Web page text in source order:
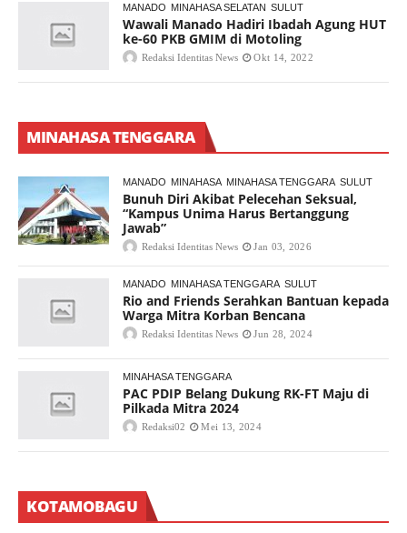
MANADO MINAHASA SELATAN SULUT
Wawali Manado Hadiri Ibadah Agung HUT
ke-60 PKB GMIM di Motoling
Redaksi Identitas News Okt 14, 2022
MINAHASA TENGGARA
MANADO MINAHASA MINAHASA TENGGARA SULUT
Bunuh Diri Akibat Pelecehan Seksual,
“Kampus Unima Harus Bertanggung
Jawab”
Redaksi Identitas News Jan 03, 2026
MANADO MINAHASA TENGGARA SULUT
Rio and Friends Serahkan Bantuan kepada
Warga Mitra Korban Bencana
Redaksi Identitas News Jun 28, 2024
MINAHASA TENGGARA
PAC PDIP Belang Dukung RK-FT Maju di
Pilkada Mitra 2024
Redaksi02 Mei 13, 2024
KOTAMOBAGU